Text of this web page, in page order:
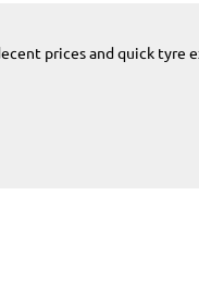
prices and quick tyre